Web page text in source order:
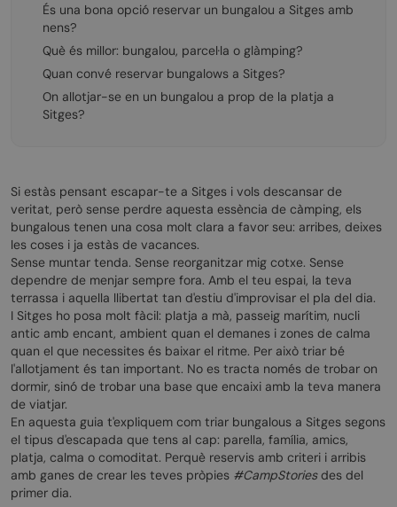
És una bona opció reservar un bungalou a Sitges amb
nens?
Què és millor: bungalou, parcel·la o glàmping?
Quan convé reservar bungalows a Sitges?
On allotjar-se en un bungalou a prop de la platja a
Sitges?
Si estàs pensant escapar-te a Sitges i vols descansar de
veritat, però sense perdre aquesta essència de càmping, els
bungalous tenen una cosa molt clara a favor seu: arribes, deixes
les coses i ja estàs de vacances.
Sense muntar tenda. Sense reorganitzar mig cotxe. Sense
dependre de menjar sempre fora. Amb el teu espai, la teva
terrassa i aquella llibertat tan d'estiu d'improvisar el pla del dia.
I Sitges ho posa molt fàcil: platja a mà, passeig marítim, nucli
antic amb encant, ambient quan el demanes i zones de calma
quan el que necessites és baixar el ritme. Per això triar bé
l'allotjament és tan important. No es tracta només de trobar on
dormir, sinó de trobar una base que encaixi amb la teva manera
de viatjar.
En aquesta guia t'expliquem com triar bungalous a Sitges segons
el tipus d'escapada que tens al cap: parella, família, amics,
platja, calma o comoditat. Perquè reservis amb criteri i arribis
amb ganes de crear les teves pròpies #CampStoriesdes del
primer dia.